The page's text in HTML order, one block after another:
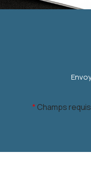
* Champs requis